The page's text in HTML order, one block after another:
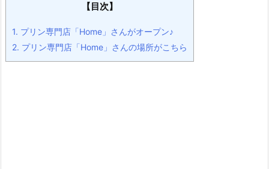
【目次】
1. プリン専門店「Home」さんがオープン♪
2. プリン専門店「Home」さんの場所がこちら